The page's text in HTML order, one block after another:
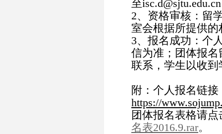
至isc.d@sjtu.edu.cn
2、资格审核：留
室会根据所提供
3、报名成功：个
信为准；团体报
联系，学生以收
附：个人报名链接
https://
团体报名表格请点
名表2016.9.rar。